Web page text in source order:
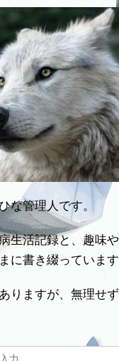
な管理人です。
生活記録と、趣味
に書き綴っていま
りますが、無理せ